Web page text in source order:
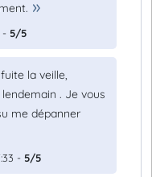
- 5/5
la veille,
. Je vous
me dépanner
- 5/5